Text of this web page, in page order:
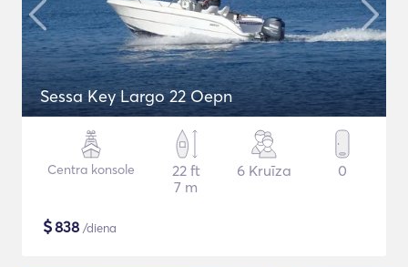
Sessa Key Largo 22 Oepn
Centra konsole
22 ft
7 m
6 Kruīza 0
$838 /diena